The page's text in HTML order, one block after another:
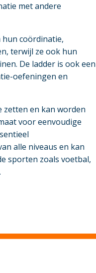
met andere
coördinatie,
terwijl ze ook hun
De ladder is ook een
oefeningen en
zetten en kan worden
voor eenvoudige
alle niveaus en kan
sporten zoals voetbal,